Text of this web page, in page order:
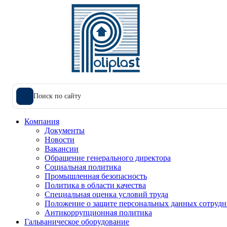
Поиск по сайту
Компания
Документы
Новости
Вакансии
Обращение генерального директора
Социальная политика
Промышленная безопасность
Политика в области качества
Специальная оценка условий труда
Положение о защите персональных данных
Антикоррупционная политика
Гальваническое оборудование